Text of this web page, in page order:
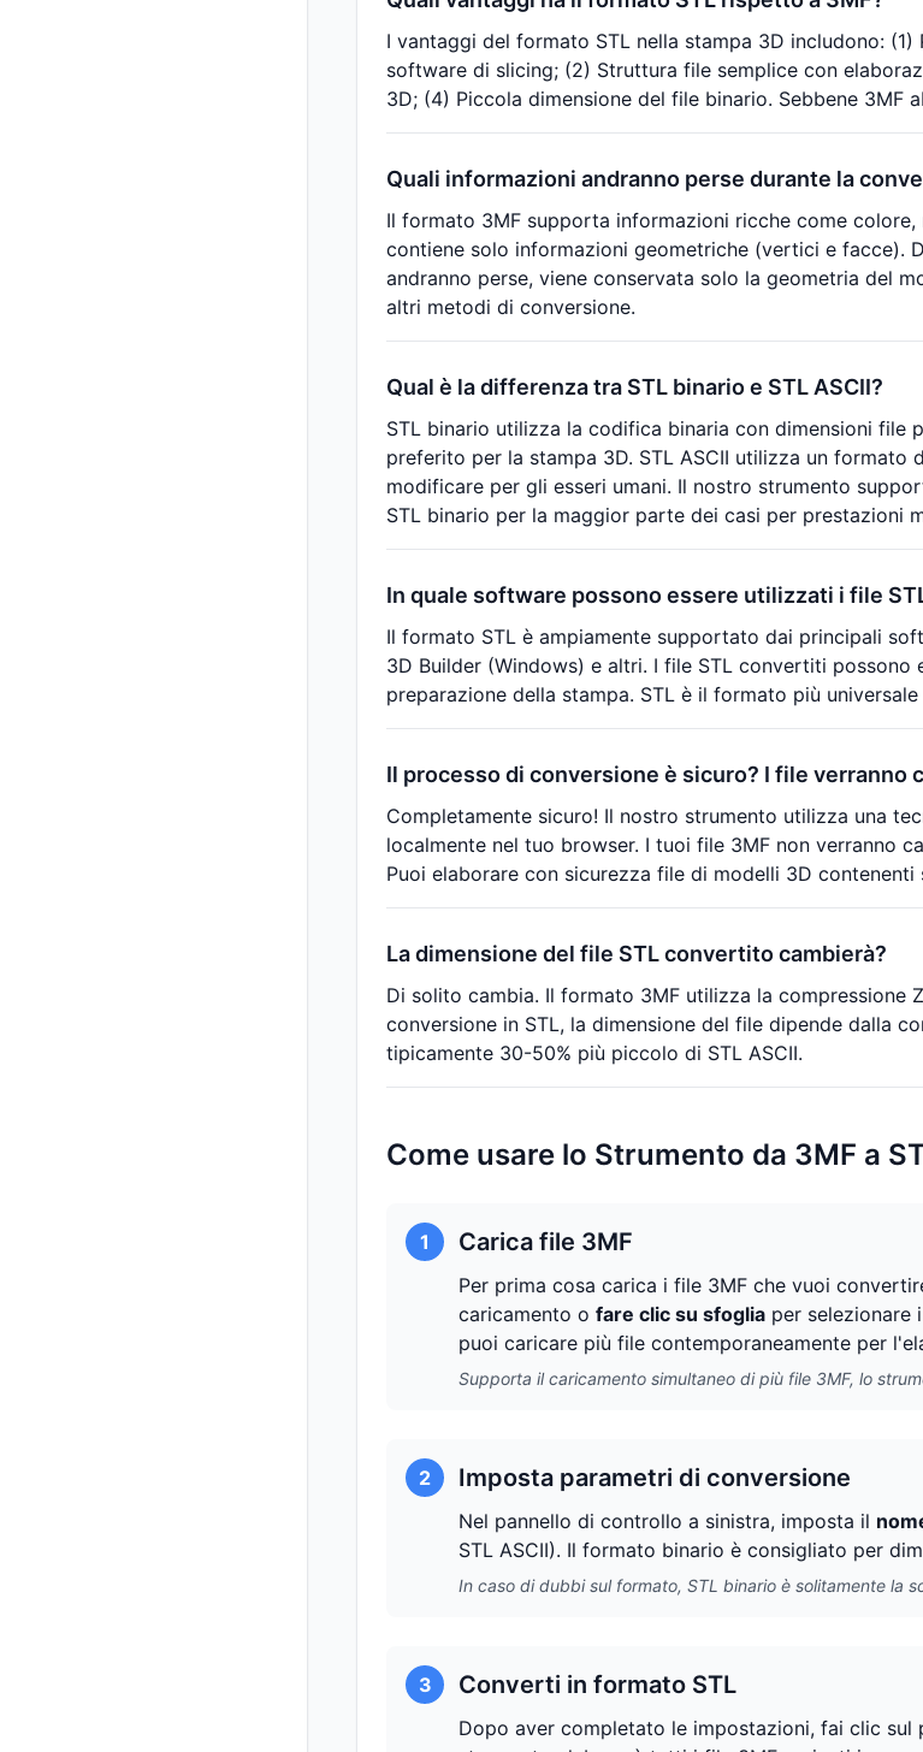
I vantaggi del formato STL nella stampa 3D includono:
software di slicing; (2) Struttura file semplice con
3D; (4) Piccola dimensione del file binario. Sebbene
Quali informazioni andranno perse durante la
Il formato 3MF supporta informazioni ricche come
contiene solo informazioni geometriche (vertici e facce).
andranno perse, viene conservata solo la geometria del
altri metodi di conversione.
Qual è la differenza tra STL binario e STL ASCII?
STL binario utilizza la codifica binaria con dimensioni
preferito per la stampa 3D. STL ASCII utilizza un
modificare per gli esseri umani. Il nostro strumento
STL binario per la maggior parte dei casi per prestazioni
In quale software possono essere utilizzati i file
Il formato STL è ampiamente supportato dai principali
3D Builder (Windows) e altri. I file STL convertiti
preparazione della stampa. STL è il formato più
Il processo di conversione è sicuro? I file verranno
Completamente sicuro! Il nostro strumento utilizza una
localmente nel tuo browser. I tuoi file 3MF non verranno
Puoi elaborare con sicurezza file di modelli 3D
La dimensione del file STL convertito cambierà?
Di solito cambia. Il formato 3MF utilizza la compressione
conversione in STL, la dimensione del file dipende dalla
tipicamente 30-50% più piccolo di STL ASCII.
Come usare lo Strumento da 3MF a
1 Carica file 3MF
Per prima cosa carica i file 3MF che vuoi
caricamento o fare clic su sfoglia per selezionare
puoi caricare più file contemporaneamente per
Supporta il caricamento simultaneo di più file 3MF, lo
2 Imposta parametri di conversione
Nel pannello di controllo a sinistra, imposta il
STL ASCII). Il formato binario è consigliato per
In caso di dubbi sul formato, STL binario è solitamente la
3 Converti in formato STL
Dopo aver completato le impostazioni, fai clic sul